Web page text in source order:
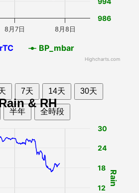
BP_mbar
8月7日 8月8日
986
Highcharts.com
7天 14天 30天
半年 全時段
& RH
Rain
12
18
24
30